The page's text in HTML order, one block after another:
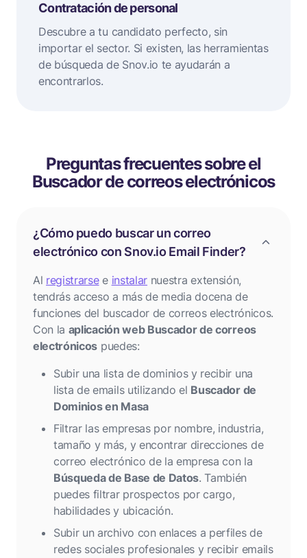
Contratación de personal
Descubre a tu candidato perfecto, sin
importar el sector. Si existen, las herramientas
de búsqueda de Snov.io te ayudarán a
encontrarlos.
Preguntas frecuentes sobre el
Buscador de correos electrónicos
¿Cómo puedo buscar un correo
electrónico con Snov.io Email Finder?
Al registrarsee instalar nuestra extensión,
tendrás acceso a más de media docena de
funciones del buscador de correos electrónicos.
Con la aplicación web Buscador de correos
electrónicos puedes:
Subir una lista de dominios y recibir una
lista de emails utilizando el Buscador de
Dominios en Masa
Filtrar las empresas por nombre, industria,
tamaño y más, y encontrar direcciones de
correo electrónico de la empresa con la
Búsqueda de Base de Datos. También
puedes filtrar prospectos por cargo,
habilidades y ubicación.
Subir un archivo con enlaces a perfiles de
redes sociales profesionales y recibir emails